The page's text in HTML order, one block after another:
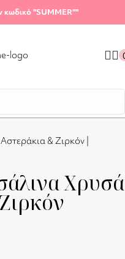
κωδικό "SUMMER""
Χρυσά